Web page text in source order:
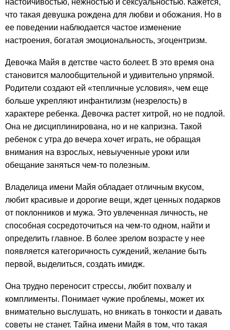
настойчивостью, нежностью и сексуальностью. Кажется,
что такая девушка рождена для любви и обожания. Но в
ее поведении наблюдается частое изменение
настроения, богатая эмоциональность, эгоцентризм.
Девочка Майя в детстве часто болеет. В это время она
становится малообщительной и удивительно упрямой.
Родители создают ей «тепличные условия», чем еще
больше укрепляют инфантилизм (незрелость) в
характере ребенка. Девочка растет хитрой, но не подлой.
Она не дисциплинирована, но и не капризна. Такой
ребенок с утра до вечера хочет играть, не обращая
внимания на взрослых, невыученные уроки или
обещание заняться чем-то полезным.
Владелица имени Майя обладает отличным вкусом,
любит красивые и дорогие вещи, ждет ценных подарков
от поклонников и мужа. Это увлеченная личность, не
способная сосредоточиться на чем-то одном, найти и
определить главное. В более зрелом возрасте у нее
появляется категоричность суждений, желание быть
первой, выделиться, создать имидж.
Она трудно переносит стрессы, любит похвалу и
комплименты. Понимает чужие проблемы, может их
внимательно выслушать, но вникать в тонкости и давать
советы не станет. Тайна имени Майя в том, что такая